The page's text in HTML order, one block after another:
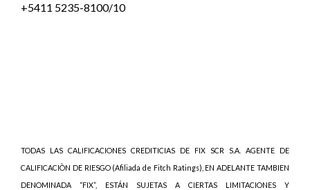
+5411 5235-8100/10
TODAS LAS CALIFICACIONES CREDITICIAS DE FIX SCR S.A. AGENTE DE
CALIFICACIÒN DE RIESGO (Afiliada de Fitch Ratings), EN ADELANTE TAMBIEN
DENOMINADA “FIX”, ESTÁN SUJETAS A CIERTAS LIMITACIONES Y